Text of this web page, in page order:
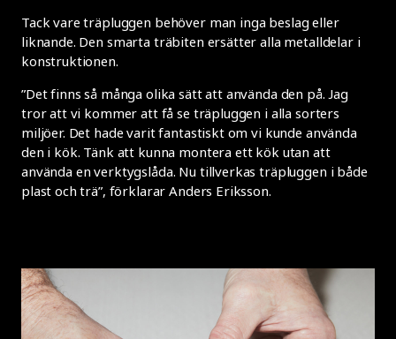
Tack vare träpluggen behöver man inga beslag eller
liknande. Den smarta träbiten ersätter alla metalldelar i
konstruktionen.
”Det finns så många olika sätt att använda den på. Jag
tror att vi kommer att få se träpluggen i alla sorters
miljöer. Det hade varit fantastiskt om vi kunde använda
den i kök. Tänk att kunna montera ett kök utan att
använda en verktygslåda. Nu tillverkas träpluggen i både
plast och trä”, förklarar Anders Eriksson.